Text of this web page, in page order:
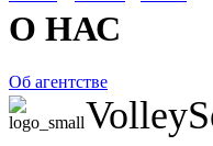
О НАС
Об агентстве